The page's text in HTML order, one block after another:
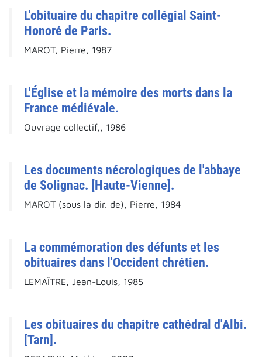
L'obituaire du chapitre collégial Saint-
Honoré de Paris.
MAROT, Pierre, 1987
L'Église et la mémoire des morts dans la
France médiévale.
Ouvrage collectif,, 1986
Les documents nécrologiques de l'abbaye
de Solignac. [Haute-Vienne].
MAROT (sous la dir. de), Pierre, 1984
La commémoration des défunts et les
obituaires dans l'Occident chrétien.
LEMAÎTRE, Jean-Louis, 1985
Les obituaires du chapitre cathédral d'Albi.
[Tarn].